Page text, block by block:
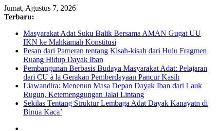
Jumat, Agustus 7, 2026
Terbaru:
Masyarakat Adat Suku Balik Bersama AMAN Gugat UU
IKN ke Mahkamah Konstitusi
Pesan dari Pameran tentang Kisah-kisah dari Hulu Fragmen
Ruang Hidup Dayak Iban
Pembangunan Berbasis Budaya Masyarakat Adat: Pelajaran
dari CU à la Gerakan Pemberdayaan Pancur Kasih
Liawandira: Menenun Masa Depan Dayak Iban dari Lauk
Rugun, Ketemenggungan Jalai Lintang
Sekilas Tentang Struktur Lembaga Adat Dayak Kanayatn di
Binua Kaca’